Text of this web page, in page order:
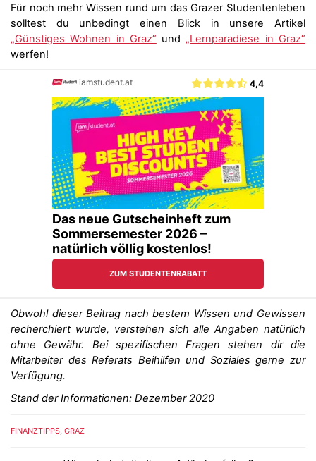
Für noch mehr Wissen rund um das Grazer Studentenleben
solltest du unbedingt einen Blick in unsere Artikel
„Günstiges Wohnen in Graz“und „Lernparadiese in Graz“
werfen!
Obwohl dieser Beitrag nach bestem Wissen und Gewissen
recherchiert wurde, verstehen sich alle Angaben natürlich
ohne Gewähr. Bei spezifischen Fragen stehen dir die
Mitarbeiter des Referats Beihilfen und Soziales gerne zur
Verfügung.
Stand der Informationen: Dezember 2020
FINANZTIPPS, GRAZ